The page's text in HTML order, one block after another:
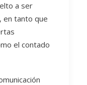
a ser
en tanto que
el contado